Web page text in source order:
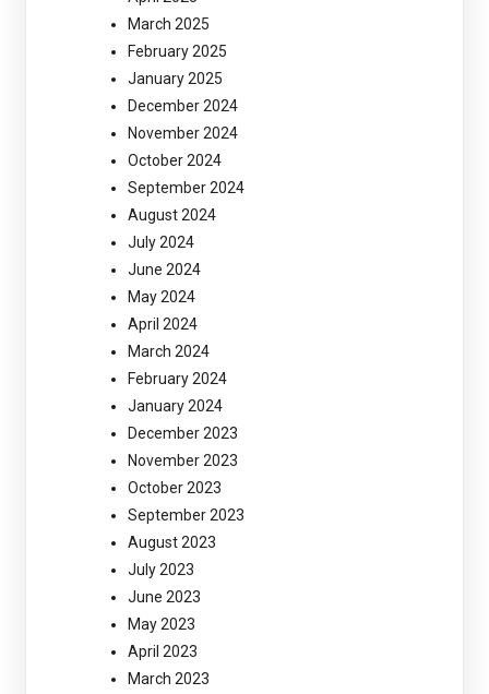
March 2025
February 2025
January 2025
December 2024
November 2024
October 2024
September 2024
August 2024
July 2024
June 2024
May 2024
April 2024
March 2024
February 2024
January 2024
December 2023
November 2023
October 2023
September 2023
August 2023
July 2023
June 2023
May 2023
April 2023
March 2023